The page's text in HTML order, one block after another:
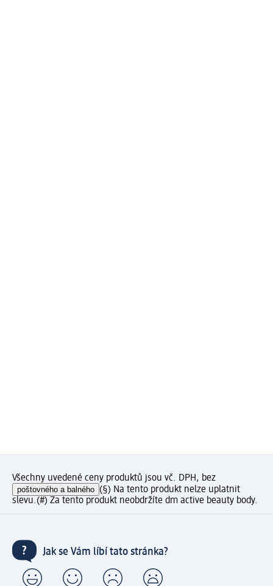
Všechny uvedené ceny produktů jsou vč. DPH, bez
poštovného a balného (§) Na tento produkt nelze uplatnit
slevu.(#) Za tento produkt neobdržíte dm active beauty body.
Jak se Vám líbí tato stránka?